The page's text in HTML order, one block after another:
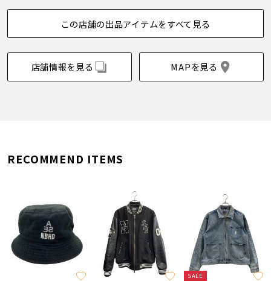
この店舗の出品アイテムをすべて見る
店舗情報を見る MAPを見る
RECOMMEND ITEMS
SALE